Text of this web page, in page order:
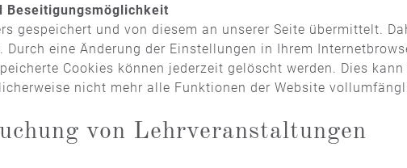
Beseitigungsmöglichkeit
gespeichert und von diesem an unserer Seite übermittelt.
eine Änderung der Einstellungen in Ihrem
Cookies können jederzeit gelöscht werden. Dies
nicht mehr alle Funktionen der Website
von Lehrveranstaltungen